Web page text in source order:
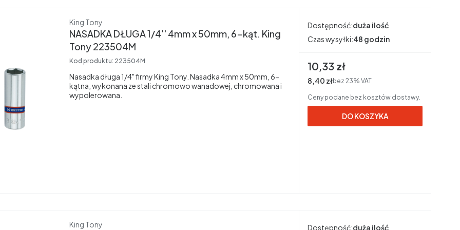
Producent
King Tony
NASADKA DŁUGA 1/4'' 4mm x 50mm, 6-kąt. King
Tony 223504M
Kod produktu: 223504M
Nasadka długa 1/4" firmy King Tony. Nasadka 4mm x 50mm, 6-
kątna, wykonana ze stali chromowo wanadowej, chromowana i
wypolerowana.
Dostępność:duża ilość
Czas wysyłki:48 godzin
Cena brutto
10,33 zł
Cena netto
8,40 złbez 23% VAT
Ceny podane bez kosztów dostawy.
DO KOSZYKA
Producent
King Tony Dostępność:duża ilość